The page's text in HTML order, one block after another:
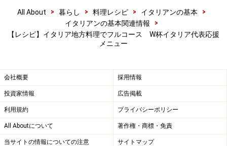
All About > 暮らし > 料理レシピ > イタリアンの基本
>
イタリアンの基本関連情報
>
【レシピ】イタリア地方料理でフルコース W杯イタリア代表応援
メニュー
会社概要 採用情報
投資家情報 広告掲載
利用規約 プライバシーポリシー
All Aboutについて 著作権・商標・免責
当サイトの情報についての注意 サイトマップ